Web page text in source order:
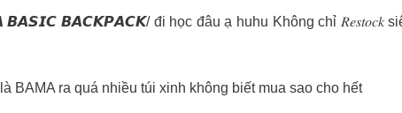
𝘽𝘼𝘾𝙆𝙋𝘼𝘾𝙆/ đi học đâu ạ huhu Không chỉ 𝑅𝑒𝑠𝑡𝑜𝑐𝑘
BAMA ra quá nhiều túi xinh không biết mua sao cho hết